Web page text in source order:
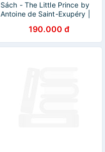
Sách - The Little Prince by
Antoine de Saint-Exupéry |
Bé Tiếng Anh190.000 đ